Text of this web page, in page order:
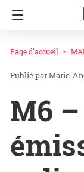
Page d'accueil
Marie-
M6